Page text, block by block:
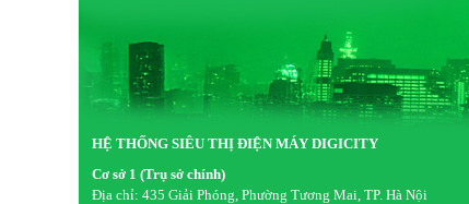
HỆ THỐNG SIÊU THỊ ĐIỆN MÁY DIGICITY
Cơ sở 1 (Trụ sở chính)
Địa chỉ: 435 Giải Phóng, Phường Tương Mai, TP. Hà Nội